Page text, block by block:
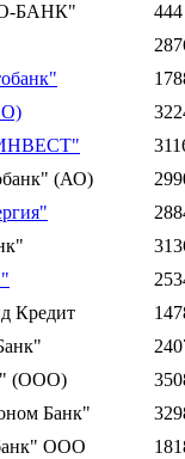
БАНК"
444
(АО)
Кредит
(ООО)
Банк"
ООО